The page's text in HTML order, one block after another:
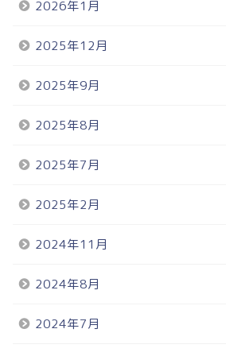
2026年1月
2025年12月
2025年9月
2025年8月
2025年7月
2025年2月
2024年11月
2024年8月
2024年7月